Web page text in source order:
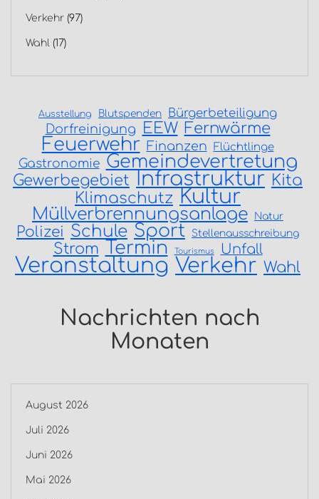
Verkehr (97)
Wahl (17)
Ausstellung Blutspenden Bürgerbeteiligung
Dorfreinigung EEW Fernwärme
Feuerwehr Finanzen Flüchtlinge
Gastronomie Gemeindevertretung
Gewerbegebiet Infrastruktur Kita
Klimaschutz Kultur
Müllverbrennungsanlage Natur
Polizei Schule Sport Stellenausschreibung
Strom Termin Tourismus Unfall
Veranstaltung Verkehr Wahl
Nachrichten nach
Monaten
August 2026
Juli 2026
Juni 2026
Mai 2026